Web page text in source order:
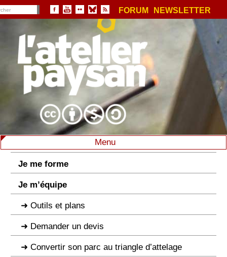
FORUM NEWSLETTER
Menu
Je me forme
Je m’équipe
Outils et plans
Demander un devis
Convertir son parc au triangle d’attelage